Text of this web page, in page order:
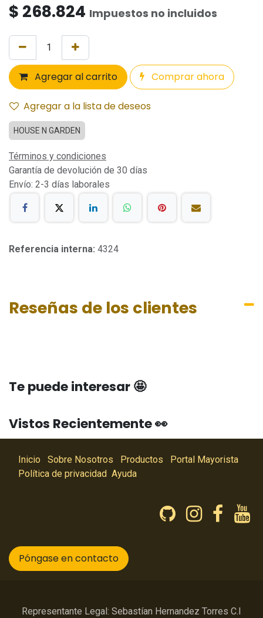
$ 268.824 Impuestos no incluidos
Agregar al carrito Comprar ahora
Agregar a la lista de deseos
HOUSE N GARDEN
Términos y condiciones
Garantía de devolución de 30 días
Envío: 2-3 días laborales
Referencia interna: 4324
Reseñas de los clientes
Te puede interesar 🤩
Vistos Recientemente 👀
Inicio Sobre Nosotros Productos
Portal Mayorista
Política de privacidad Ayuda
Póngase en contacto
Representante Legal: Sebastían Hernandez Torres C.I